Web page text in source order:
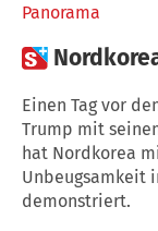
Panorama

Einen Tag vor
Trump mit
hat Nordkorea
Unbeugsamkeit
demonstriert.